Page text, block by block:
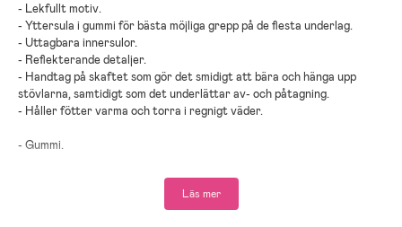
- Lekfullt motiv.
- Yttersula i gummi för bästa möjliga grepp på de flesta underlag.
- Uttagbara innersulor.
- Reflekterande detaljer.
- Handtag på skaftet som gör det smidigt att bära och hänga upp
stövlarna, samtidigt som det underlättar av- och påtagning.
- Håller fötter varma och torra i regnigt väder.
- Gummi.
Läs mer